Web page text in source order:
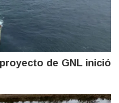
de GNL inició